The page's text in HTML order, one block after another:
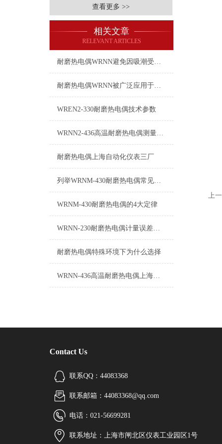
查看更多 >>
相关文章
RELEVANT ARTICLES
耐磨热电偶WRNN避免因吸潮受到影响的方法耐磨热电偶WRNN的方法
耐磨热电偶WRNN被广泛应用于以下领域
WREN2-330耐磨热电偶技术参数
WRNN2-436高温耐磨热电偶测量误差及其注意事项
耐磨热电偶上海自动化仪表三厂
列举WRNM-430耐磨热电偶常见八种故障
WRNM-430耐磨热电偶的4大定律
WRNN-230耐磨热电偶计量误差的产生原因
耐磨热电偶特殊环境下为什么选择
WRNN-436高温耐磨热电偶上海自动化仪表三厂
上
Contact Us
联系QQ：44083368
联系邮箱：44083368@qq.com
电话：021-56699281
联系地址：上海市闸北区仪表工业园区1号